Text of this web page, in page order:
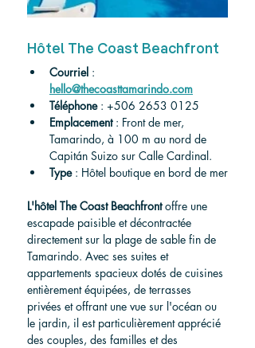
Hôtel The Coast Beachfront
Courriel :
hello@thecoasttamarindo.com
Téléphone : +506 2653 0125
Emplacement : Front de mer,
Tamarindo, à 100 m au nord de
Capitán Suizo sur Calle Cardinal.
Type : Hôtel boutique en bord de mer
L'hôtel The Coast Beachfront offre une
escapade paisible et décontractée
directement sur la plage de sable fin de
Tamarindo. Avec ses suites et
appartements spacieux dotés de cuisines
entièrement équipées, de terrasses
privées et offrant une vue sur l'océan ou
le jardin, il est particulièrement apprécié
des couples, des familles et des